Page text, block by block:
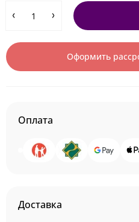
Оформить
Оплата
Доставка